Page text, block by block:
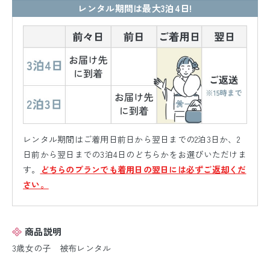
レンタル期間は最大3泊4日!
レンタル期間はご着用日前日から翌日までの2泊3日か、2
日前から翌日までの3泊4日のどちらかをお選びいただけま
す。
どちらのプランでも着用日の翌日には必ずご返却くだ
さい。
商品説明
3歳女の子 被布レンタル